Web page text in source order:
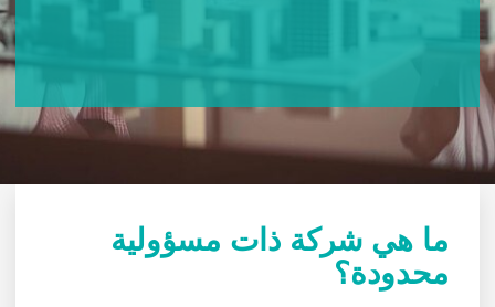
ما هي شركة ذات مسؤولية
محدودة؟